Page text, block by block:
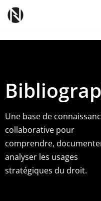
contenu
Une base de
collaborative pour
comprendre,
analyser les usages
stratégiques du droit.